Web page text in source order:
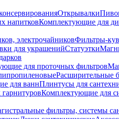
Открывалки
напитковКомплектующие для
электрочайниковФильтры-
для украшенийСтатуэтки
для проточных фильтров
Расширительные
для ваннПлинтусы для
Комплектующие для
фильтры, системы